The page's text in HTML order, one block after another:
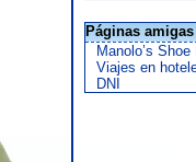
Páginas amigas
Manolo’s Shoe
Viajes en
DNI